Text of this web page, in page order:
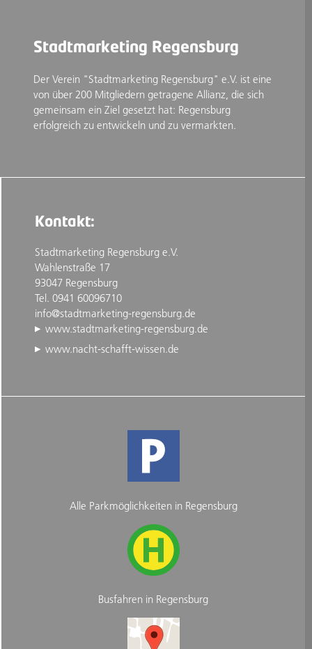
Stadtmarketing Regensburg
Der Verein "Stadtmarketing Regensburg" e.V. ist eine
von über 200 Mitgliedern getragene Allianz, die sich
gemeinsam ein Ziel gesetzt hat: Regensburg
erfolgreich zu entwickeln und zu vermarkten.
Kontakt:
Stadtmarketing Regensburg e.V.
Wahlenstraße 17
93047 Regensburg
Tel. 0941 60096710
info@stadtmarketing-regensburg.de
www.stadtmarketing-regensburg.de
www.nacht-schafft-wissen.de
Alle Parkmöglichkeiten in Regensburg
Busfahren in Regensburg